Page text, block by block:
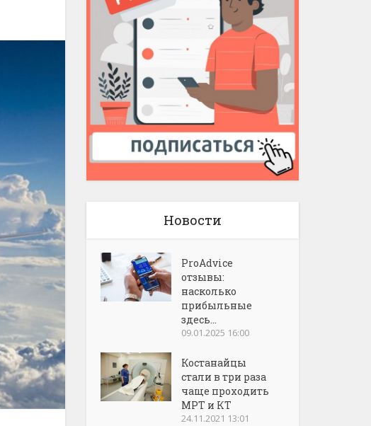
Новости
ProAdvice
отзывы:
насколько
прибыльные
здесь...
09.01.2025 16:00
Костанайцы
стали в три раза
чаще проходить
МРТ и КТ
24.11.2021 13:01